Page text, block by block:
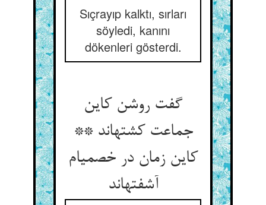
Sıçrayıp kalktı, sırları
söyledi, kanını
dökenleri gösterdi.
گفت روشن کاین
جماعت کشته‏اند **
کاین زمان در خصمی‏ام
آشفته‏اند